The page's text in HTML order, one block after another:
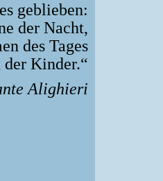
geblieben:
der Nacht,
des Tages
der Kinder.“
Alighieri